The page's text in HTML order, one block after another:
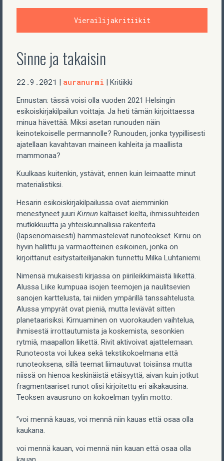
Vierailijakritiikit
Sinne ja takaisin
22.9.2021 | auranurmi | Kritiikki
Ennustan: tässä voisi olla vuoden 2021 Helsingin
esikoiskirjakilpailun voittaja. Ja heti tämän kirjoittaessa
minua hävettää. Miksi asetan runouden näin
keinotekoiselle permannolle? Runouden, jonka tyypillisesti
ajatellaan kavahtavan maineen kahleita ja maallista
mammonaa?
Kuulkaas kuitenkin, ystävät, ennen kuin leimaatte minut
materialistiksi.
Hesarin esikoiskirjakilpailussa ovat aiemminkin
menestyneet juuri Kirnun kaltaiset kieltä, ihmissuhteiden
mutkikkuutta ja yhteiskunnallisia rakenteita
(lapsenomaisesti) hämmästelevät runoteokset. Kirnu on
hyvin hallittu ja varmaotteinen esikoinen, jonka on
kirjoittanut esitystaiteilijanakin tunnettu Milka Luhtaniemi.
Nimensä mukaisesti kirjassa on piirileikkimäistä liikettä.
Alussa Liike kumpuaa isojen teemojen ja naulitsevien
sanojen karttelusta, tai niiden ympärillä tanssahtelusta.
Alussa ympyrät ovat pieniä, mutta leviävät sitten
planetaarisiksi. Kirnuaminen on vuorokauden vaihtelua,
ihmisestä irrottautumista ja koskemista, sesonkien
rytmiä, maapallon liikettä. Rivit aktivoivat ajattelemaan.
Runoteosta voi lukea sekä tekstikokoelmana että
runoteoksena, sillä teemat liimautuvat toisiinsa mutta
niissä on hienoa keskinäistä etäisyyttä, aivan kuin jotkut
fragmentaariset runot olisi kirjoitettu eri aikakausina.
Teoksen avausruno on kokoelman tyylin motto:
”voi mennä kauas, voi mennä niin kauas että osaa olla
kaukana.
voi mennä kauan, voi mennä niin kauan että osaa olla